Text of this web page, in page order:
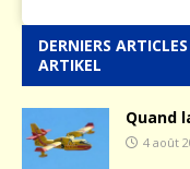
DERNIERS
ARTIKEL
Quand
4 août